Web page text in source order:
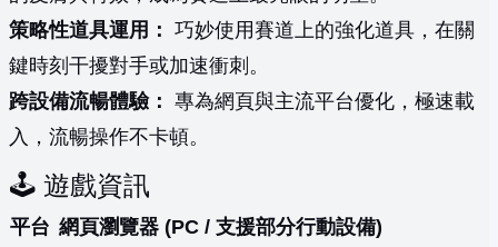
策略性道具運用： 巧妙使用賽道上的強化道具，在關
鍵時刻干擾對手或加速衝刺。
跨設備流暢體驗： 專為網頁與主流平台優化，極速載
入，流暢操作不卡頓。
🕹️ 遊戲資訊
平台 網頁瀏覽器 (PC / 支援部分行動設備)